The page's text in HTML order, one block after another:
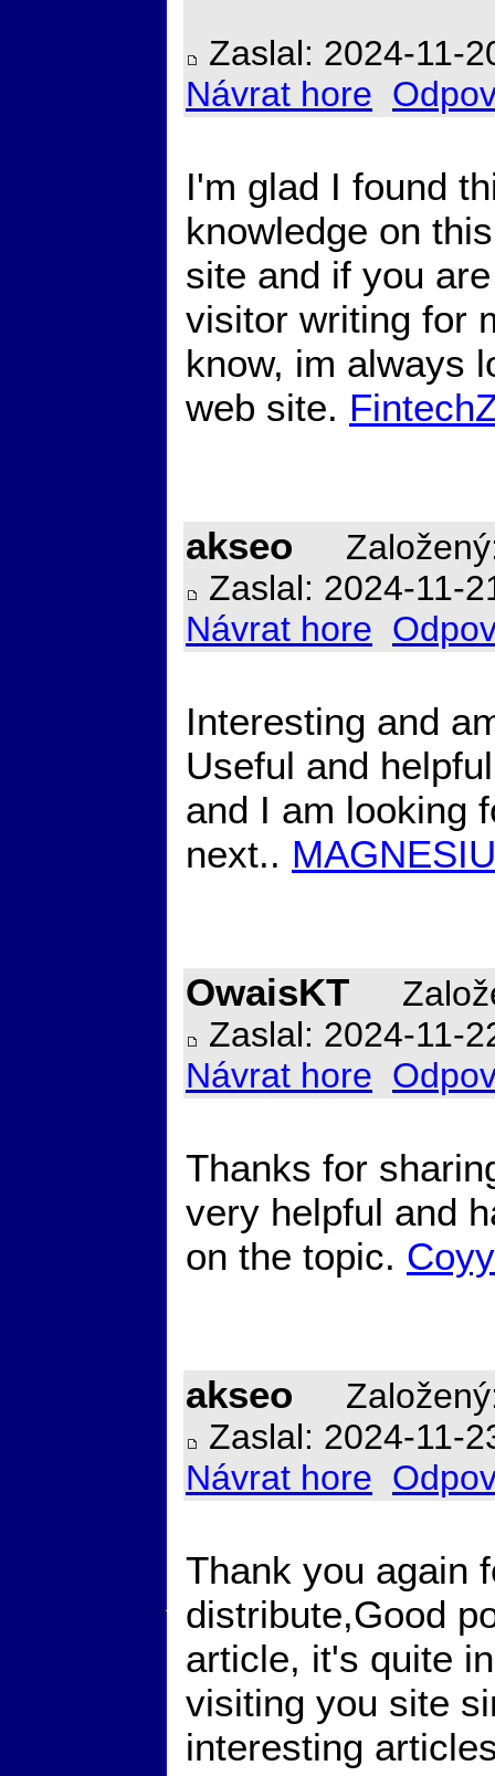
Zaslal: 2024-11-
Návrat hore
I'm glad I found
knowledge on
site and if you
visitor writing for
know, im always
web site.
akseo
Zaslal: 2024-11-
Návrat hore
Interesting and
Useful and
and I am looking
next..
OwaisKT
Zaslal: 2024-11-
Návrat hore
Thanks for
very helpful and
on the topic.
akseo
Zaslal: 2024-11-
Návrat hore
Thank you again
distribute,Good
article, it's quite
visiting you site
interesting